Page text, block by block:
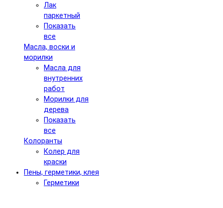
Лак
паркетный
Показать
все
Масла, воски и
морилки
Масла для
внутренних
работ
Морилки для
дерева
Показать
все
Колоранты
Колер для
краски
Пены, герметики, клея
Герметики